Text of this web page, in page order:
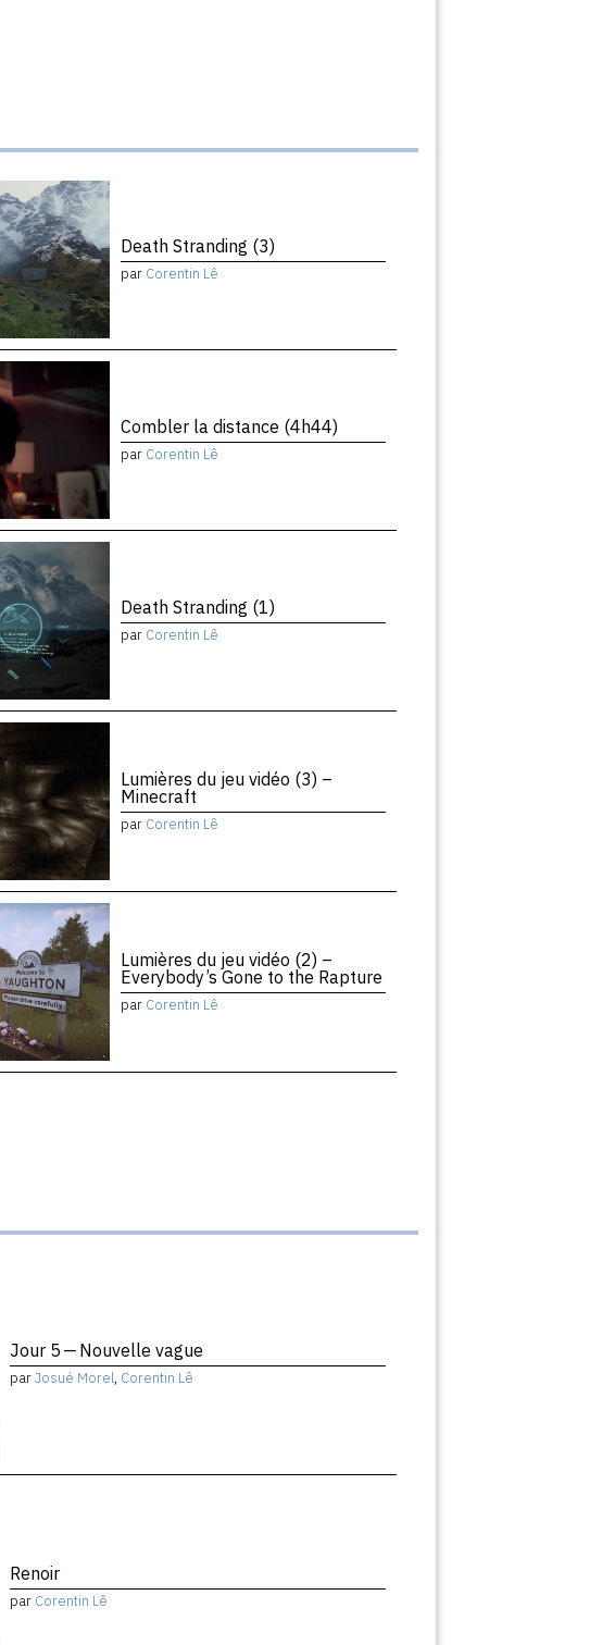
Death Stranding (3)
par Corentin Lê
Combler la distance (4h44)
par Corentin Lê
Death Stranding (1)
par Corentin Lê
Lumières du jeu vidéo (3) –
Minecraft
par Corentin Lê
Lumières du jeu vidéo (2) –
Everybody’s Gone to the Rapture
par Corentin Lê
Jour 5 — Nouvelle vague
parJosué Morel, Corentin Lê
Renoir
par Corentin Lê